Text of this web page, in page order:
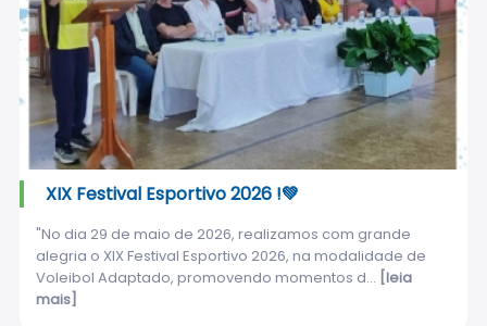
XIX Festival Esportivo 2026 !💚
"No dia 29 de maio de 2026, realizamos com grande
alegria o XIX Festival Esportivo 2026, na modalidade de
Voleibol Adaptado, promovendo momentos d... [leia
mais]